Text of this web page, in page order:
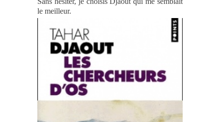
le meilleur.